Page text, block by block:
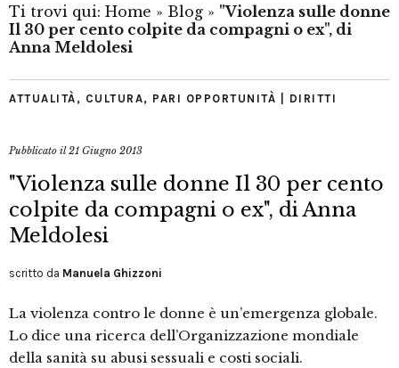
Ti trovi qui: Home » Blog » "Violenza sulle donne
Il 30 per cento colpite da compagni o ex", di
Anna Meldolesi
ATTUALITÀ , CULTURA, PARI OPPORTUNITÀ | DIRITTI
Pubblicato il21 Giugno 2013
"Violenza sulle donne Il 30 per cento
colpite da compagni o ex", di Anna
Meldolesi
scritto da Manuela Ghizzoni
La violenza contro le donne è un’emergenza globale.
Lo dice una ricerca dell’Organizzazione mondiale
della sanità su abusi sessuali e costi sociali.